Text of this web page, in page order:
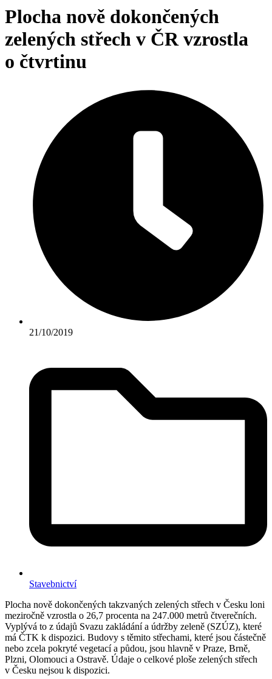
Plocha nově dokončených
zelených střech v ČR vzrostla
o čtvrtinu
21/10/2019
Stavebnictví
Plocha nově dokončených takzvaných zelených střech v Česku loni
meziročně vzrostla o 26,7 procenta na 247.000 metrů čtverečních.
Vyplývá to z údajů Svazu zakládání a údržby zeleně (SZÚZ), které
má ČTK k dispozici. Budovy s těmito střechami, které jsou částečně
nebo zcela pokryté vegetací a půdou, jsou hlavně v Praze, Brně,
Plzni, Olomouci a Ostravě. Údaje o celkové ploše zelených střech
v Česku nejsou k dispozici.